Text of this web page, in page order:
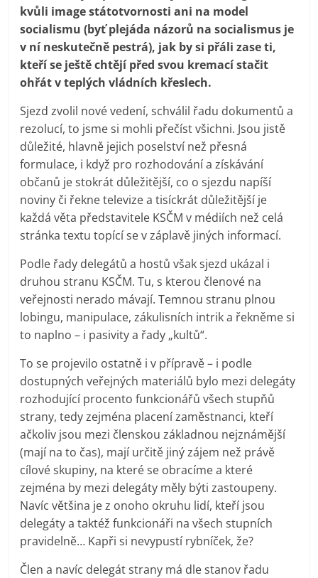
kvůli image státotvornosti ani na model
socialismu (byť plejáda názorů na socialismus je
v ní neskutečně pestrá), jak by si přáli zase ti,
kteří se ještě chtějí před svou kremací stačit
ohřát v teplých vládních křeslech.
Sjezd zvolil nové vedení, schválil řadu dokumentů a
rezolucí, to jsme si mohli přečíst všichni. Jsou jistě
důležité, hlavně jejich poselství než přesná
formulace, i když pro rozhodování a získávání
občanů je stokrát důležitější, co o sjezdu napíší
noviny či řekne televize a tisíckrát důležitější je
každá věta představitele KSČM v médiích než celá
stránka textu topící se v záplavě jiných informací.
Podle řady delegátů a hostů však sjezd ukázal i
druhou stranu KSČM. Tu, s kterou členové na
veřejnosti nerado mávají. Temnou stranu plnou
lobingu, manipulace, zákulisních intrik a řekněme si
to naplno – i pasivity a řady „kultů“.
To se projevilo ostatně i v přípravě – i podle
dostupných veřejných materiálů bylo mezi delegáty
rozhodující procento funkcionářů všech stupňů
strany, tedy zejména placení zaměstnanci, kteří
ačkoliv jsou mezi členskou základnou nejznámější
(mají na to čas), mají určitě jiný zájem než právě
cílové skupiny, na které se obracíme a které
zejména by mezi delegáty měly býti zastoupeny.
Navíc většina je z onoho okruhu lidí, kteří jsou
delegáty a taktéž funkcionáři na všech stupních
pravidelně… Kapři si nevypustí rybníček, že?
Člen a navíc delegát strany má dle stanov řadu